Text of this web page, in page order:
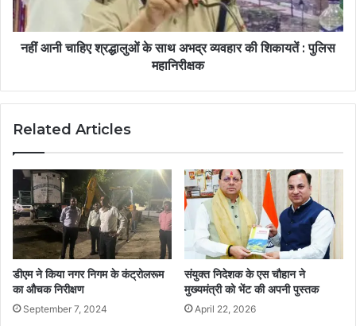
नहीं आनी चाहिए श्रद्धालुओं के साथ अभद्र व्यवहार की शिकायतें : पुलिस
महानिरीक्षक
Related Articles
डीएम ने किया नगर निगम के कंट्रोलरूम
का औचक निरीक्षण
September 7, 2024
संयुक्त निदेशक के एस चौहान ने
मुख्यमंत्री को भेंट की अपनी पुस्तक
April 22, 2026